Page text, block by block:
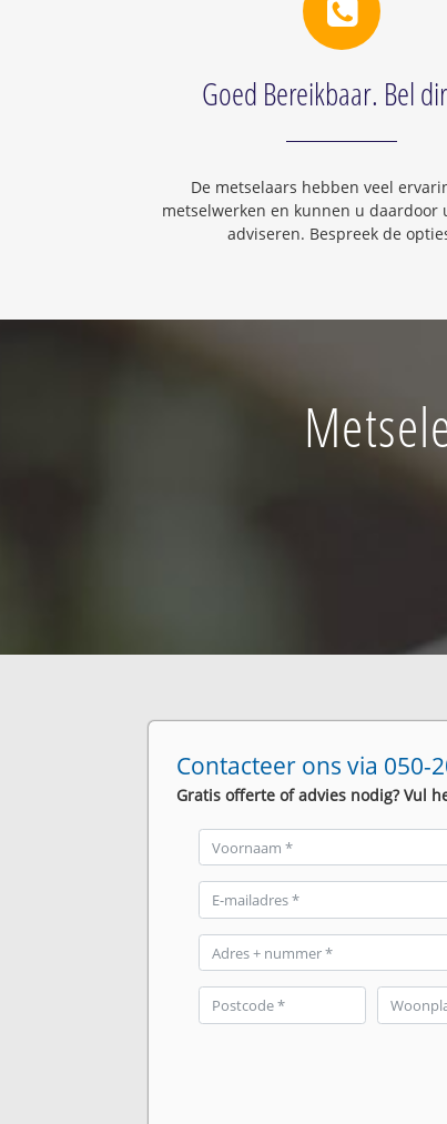
Goed Bereikbaar. Bel
De metselaars hebben veel
metselwerken en kunnen u daardoor
adviseren. Bespreek de
Contacteer ons via 050-
Gratis offerte of advies nodig? Vul